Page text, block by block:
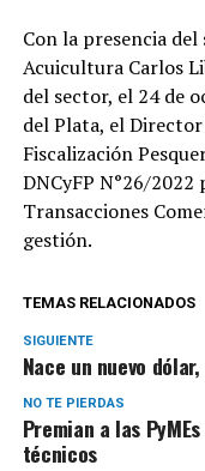
Con la presencia del
Acuicultura Carlos
del sector, el 24 de
del Plata, el
Fiscalización
DNCyFP N°26/
Transacciones
gestión.
TEMAS RELACIONADOS
SIGUIENTE
Nace un nuevo
NO TE PIERDAS
Premian a las
técnicos